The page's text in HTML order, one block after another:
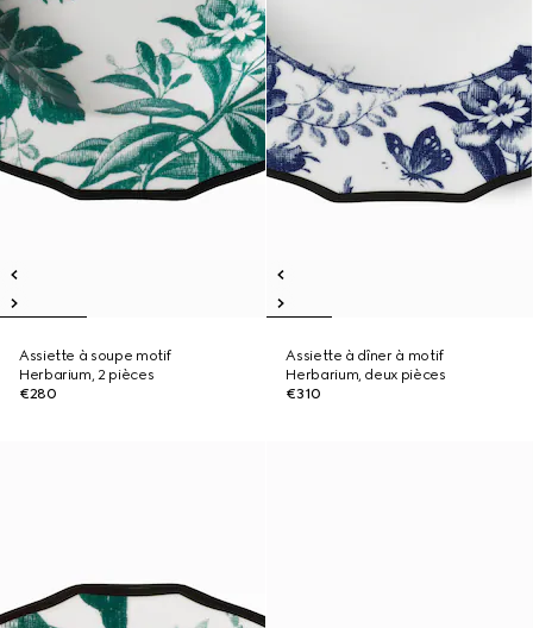
Assiette à soupe motif
Herbarium, 2 pièces
€280
Assiette à dîner à motif
Herbarium, deux pièces
€310